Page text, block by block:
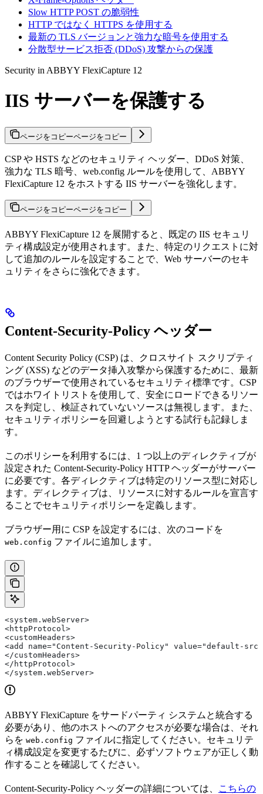
Slow HTTP POST の脆弱性
HTTP ではなく HTTPS を使用する
最新の TLS バージョンと強力な暗号を使用する
分散型サービス拒否 (DDoS) 攻撃からの保護
Security in ABBYY FlexiCapture 12
IIS サーバーを保護する
ページをコピーページをコピー
CSP や HSTS などのセキュリティ ヘッダー、DDoS 対策、
強力な TLS 暗号、web.config ルールを使用して、ABBYY
FlexiCapture 12 をホストする IIS サーバーを強化します。
ページをコピーページをコピー
ABBYY FlexiCapture 12 を展開すると、既定の IIS セキュリ
ティ構成設定が使用されます。また、特定のリクエストに対
して追加のルールを設定することで、Web サーバーのセキ
ュリティをさらに強化できます。
Content-Security-Policy ヘッダー
Content Security Policy (CSP) は、クロスサイト スクリプティ
ング (XSS) などのデータ挿入攻撃から保護するために、最新
のブラウザーで使用されているセキュリティ標準です。CSP
ではホワイトリストを使用して、安全にロードできるリソー
スを判定し、検証されていないソースは無視します。また、
セキュリティポリシーを回避しようとする試行も記録しま
す。
このポリシーを利用するには、1 つ以上のディレクティブが
設定された Content-Security-Policy HTTP ヘッダーがサーバー
に必要です。各ディレクティブは特定のリソース型に対応し
ます。ディレクティブは、リソースに対するルールを宣言す
ることでセキュリティポリシーを定義します。
ブラウザー用に CSP を設定するには、次のコードを
web.config ファイルに追加します。
<system.webServer>
<httpProtocol>
<customHeaders>
<add name="Content-Security-Policy"
</customHeaders>
</httpProtocol>
</system.webServer>
ABBYY FlexiCapture をサードパーティ システムと統合する
必要があり、他のホストへのアクセスが必要な場合は、それ
らを web.config ファイルに指定してください。セキュリテ
ィ構成設定を変更するたびに、必ずソフトウェアが正しく動
作することを確認してください。
Content-Security-Policy ヘッダーの詳細については、
こちらの